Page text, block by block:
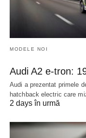
MODELE NOI
Audi A2 e-tron:
Audi a prezentat primele
hatchback electric care
2 days în urmă